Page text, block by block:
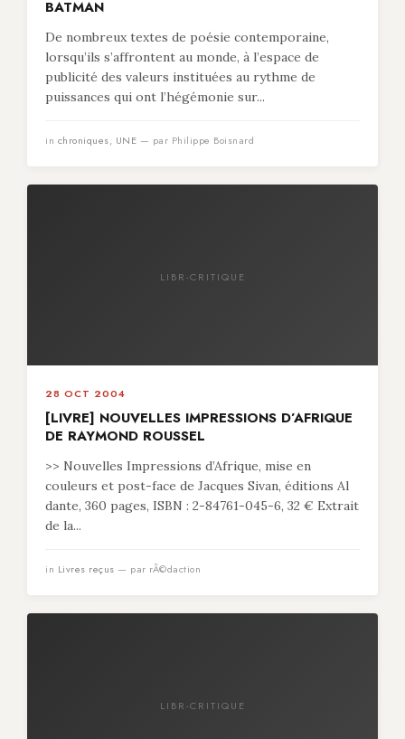
BATMAN
De nombreux textes de poésie contemporaine,
lorsqu’ils s’affrontent au monde, à l’espace de
publicité des valeurs instituées au rythme de
puissances qui ont l’hégémonie sur...
in chroniques, UNE — par Philippe Boisnard
LIBR-CRITIQUE
28 OCT 2004
[LIVRE] NOUVELLES IMPRESSIONS D’AFRIQUE
DE RAYMOND ROUSSEL
>> Nouvelles Impressions d’Afrique, mise en
couleurs et post-face de Jacques Sivan, éditions Al
dante, 360 pages, ISBN : 2-84761-045-6, 32 € Extrait
de la...
in Livres reçus — par rÃ©daction
LIBR-CRITIQUE